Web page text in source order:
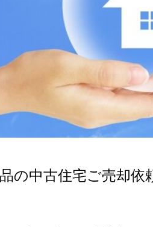
の中古住宅ご売却依